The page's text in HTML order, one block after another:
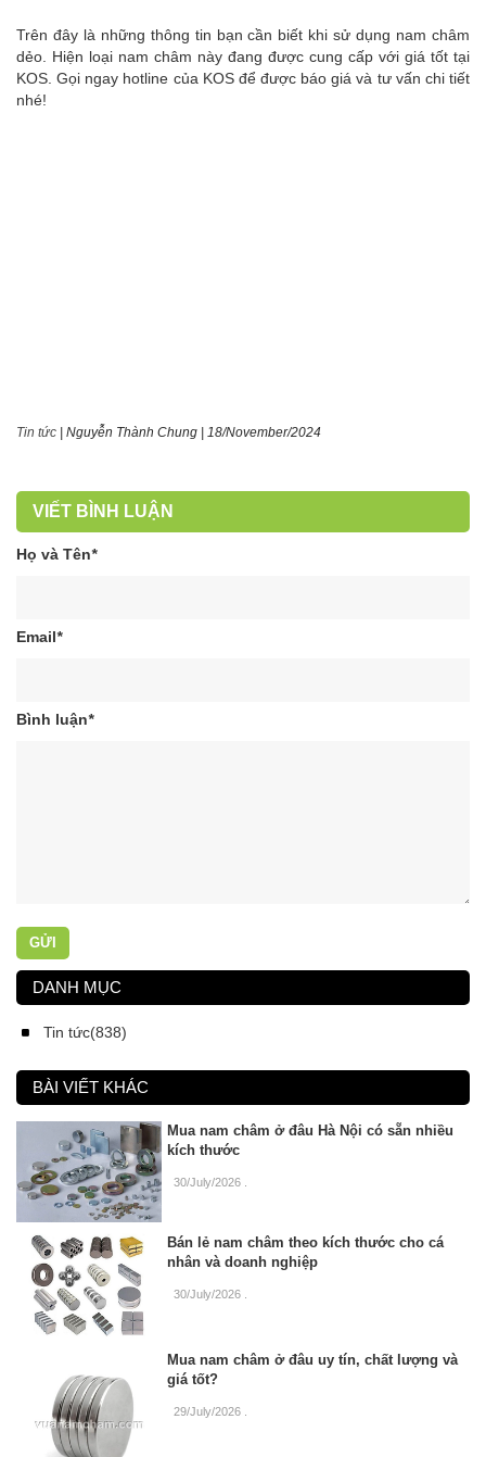
Trên đây là những thông tin bạn cần biết khi sử dụng nam châm
dẻo. Hiện loại nam châm này đang được cung cấp với giá tốt tại
KOS. Gọi ngay hotline của KOS để được báo giá và tư vấn chi tiết
nhé!
Tin tức Nguyễn Thành Chung 18/November/2024
VIẾT BÌNH LUẬN
Họ và Tên*
Email*
Bình luận*
GỬI
DANH MỤC
Tin tức(838)
BÀI VIẾT KHÁC
Mua nam châm ở đâu Hà Nội có sẵn nhiều
kích thước
30/July/2026
Bán lẻ nam châm theo kích thước cho cá
nhân và doanh nghiệp
30/July/2026 .
Mua nam châm ở đâu uy tín, chất lượng và
giá tốt?
29/July/2026